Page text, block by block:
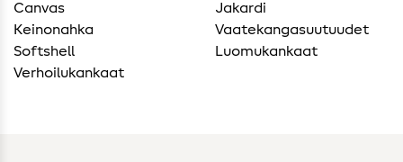
Canvas
Keinonahka
Softshell
Verhoilukankaat
Jakardi
Vaatekangasuutuudet
Luomukankaat